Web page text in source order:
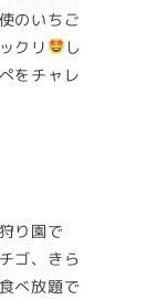
のいちご
クリ
し
をチャレ
り園で
ゴ、きら
べ放題で